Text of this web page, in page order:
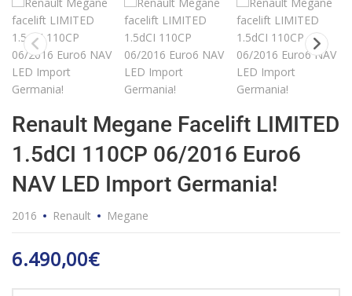
Renault Megane Facelift LIMITED
1.5dCI 110CP 06/2016 Euro6
NAV LED Import Germania!
2016 Renault Megane
6.490,00€